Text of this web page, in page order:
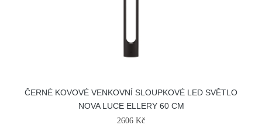
ČERNÉ KOVOVÉ VENKOVNÍ SLOUPKOVÉ LED SVĚTLO
NOVA LUCE ELLERY 60 CM
2606 Kč